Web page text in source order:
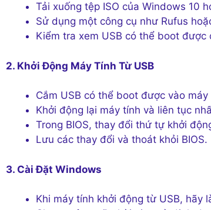
Tải xuống tệp ISO của Windows 10
Sử dụng một công cụ như Rufus
Kiểm tra xem USB có thể boot
2. Khởi Động Máy Tính Từ USB
Cắm USB có thể boot được vào máy
Khởi động lại máy tính và liên tục
Trong BIOS, thay đổi thứ tự khởi
Lưu các thay đổi và thoát khỏi BIOS.
3. Cài Đặt Windows
Khi máy tính khởi động từ USB, hãy